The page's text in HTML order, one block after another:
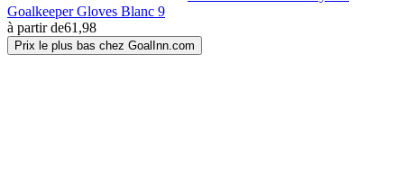
Goalkeeper Gloves Blanc 9
à partir de61,98
Prix le plus bas chez GoalInn.com